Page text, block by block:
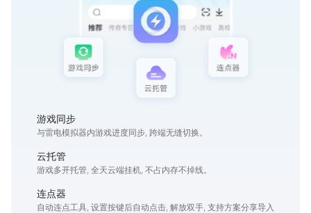
【多样灵兽，与你结伴】
各式华丽珍兽，跟随你一路成长变强，每一次的成长与突破，都让
我们离梦想更近一步，是你忠实的战友和得力助手！
【六大宗门，仙魔对立】
赤阳、蓝央、清虚、血魔、炎魔、阴月六大宗门齐聚，仙魔两大阵
营针锋相对。是入仙途、修正道，还是入魔道、战四方，道途的选
择，全由你自己说了算！
【秘境万千，道友同行】
秘境试炼、仙魔副本、上古遗迹全面开放，邀道友组队共闯，斩妖
除魔、渡劫闯关，夺神器功法、炼天材地宝！
游戏同步
与雷电模拟器内游戏进度同步, 跨端无缝切换。
云托管
游戏多开托管, 全天云端挂机, 不占内存不掉线。
连点器
自动连点工具, 设置按键后自动点击, 解放双手, 支持方案分享导入